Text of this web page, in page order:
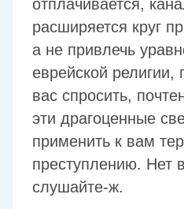
отплачивается,
расширяется круг
а не привлечь
еврейской
вас спросить,
эти драгоценные
применить к вам
преступлению. Нет
слушайте-ж.